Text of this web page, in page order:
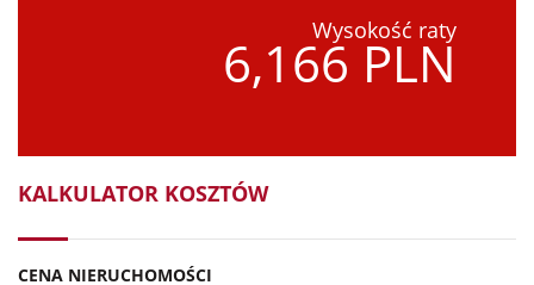
Wysokość raty
6,166 PLN
KALKULATOR KOSZTÓW
CENA NIERUCHOMOŚCI